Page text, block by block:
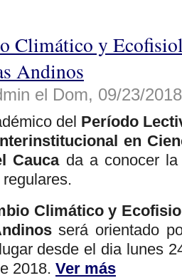
Climático y
Andinos
el Dom, 09/23/
del Período
en
Caucada a conocer
Climático y
será orientado
desde el dia lunes
2018. Ver más